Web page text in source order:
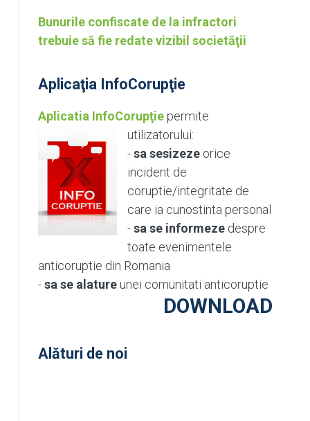
Bunurile confiscate de la infractori
trebuie să fie redate vizibil societăţii
Aplicaţia InfoCorupţie
Aplicatia InfoCorupţie permite
utilizatorului:
-sa sesizeze orice
incident de
coruptie/integritate de
care ia cunostinta personal
-sa se informeze despre
toate evenimentele
anticoruptie din Romania
-sa se alature unei comunitati anticoruptie
DOWNLOAD
Alături de noi